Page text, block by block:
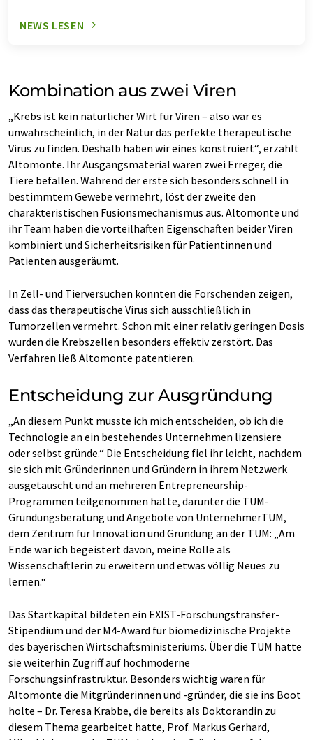
NEWS LESEN
Kombination aus zwei Viren
„Krebs ist kein natürlicher Wirt für Viren – also war es
unwahrscheinlich, in der Natur das perfekte therapeutische
Virus zu finden. Deshalb haben wir eines konstruiert“, erzählt
Altomonte. Ihr Ausgangsmaterial waren zwei Erreger, die
Tiere befallen. Während der erste sich besonders schnell in
bestimmtem Gewebe vermehrt, löst der zweite den
charakteristischen Fusionsmechanismus aus. Altomonte und
ihr Team haben die vorteilhaften Eigenschaften beider Viren
kombiniert und Sicherheitsrisiken für Patientinnen und
Patienten ausgeräumt.
In Zell- und Tierversuchen konnten die Forschenden zeigen,
dass das therapeutische Virus sich ausschließlich in
Tumorzellen vermehrt. Schon mit einer relativ geringen Dosis
wurden die Krebszellen besonders effektiv zerstört. Das
Verfahren ließ Altomonte patentieren.
Entscheidung zur Ausgründung
„An diesem Punkt musste ich mich entscheiden, ob ich die
Technologie an ein bestehendes Unternehmen lizensiere
oder selbst gründe.“ Die Entscheidung fiel ihr leicht, nachdem
sie sich mit Gründerinnen und Gründern in ihrem Netzwerk
ausgetauscht und an mehreren Entrepreneurship-
Programmen teilgenommen hatte, darunter die TUM-
Gründungsberatung und Angebote von UnternehmerTUM,
dem Zentrum für Innovation und Gründung an der TUM: „Am
Ende war ich begeistert davon, meine Rolle als
Wissenschaftlerin zu erweitern und etwas völlig Neues zu
lernen.“
Das Startkapital bildeten ein EXIST-Forschungstransfer-
Stipendium und der M4-Award für biomedizinische Projekte
des bayerischen Wirtschaftsministeriums. Über die TUM hatte
sie weiterhin Zugriff auf hochmoderne
Forschungsinfrastruktur. Besonders wichtig waren für
Altomonte die Mitgründerinnen und -gründer, die sie ins Boot
holte – Dr. Teresa Krabbe, die bereits als Doktorandin zu
diesem Thema gearbeitet hatte, Prof. Markus Gerhard,